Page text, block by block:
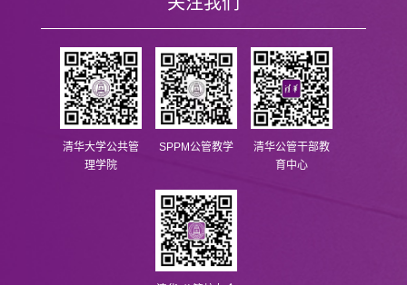
清华大学公共管
理学院
SPPM公管教学
清华公管干部教
育中心